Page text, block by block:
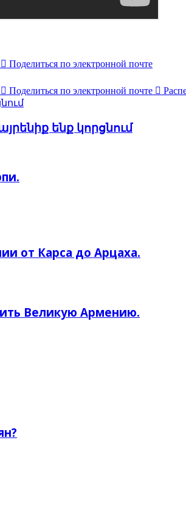
Поделиться по электронной почте
Поделиться по электронной почте
ենք կորցնում
от Карса до Арцаха.
Великую Армению.